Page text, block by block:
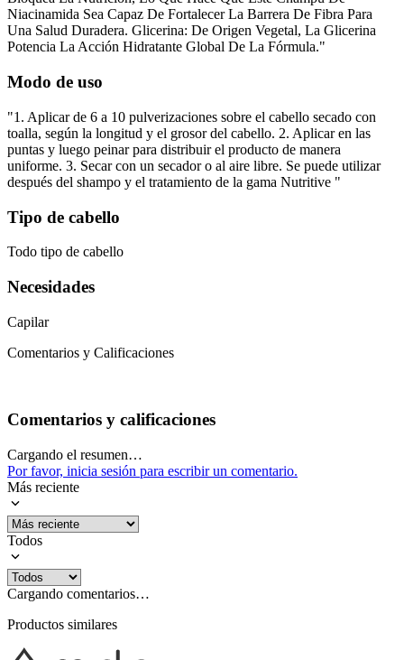
Niacinamida Sea Capaz De Fortalecer La Barrera De Fibra Para
Una Salud Duradera. Glicerina: De Origen Vegetal, La Glicerina
Potencia La Acción Hidratante Global De La Fórmula."
Modo de uso
"1. Aplicar de 6 a 10 pulverizaciones sobre el cabello secado con
toalla, según la longitud y el grosor del cabello. 2. Aplicar en las
puntas y luego peinar para distribuir el producto de manera
uniforme. 3. Secar con un secador o al aire libre. Se puede utilizar
después del shampo y el tratamiento de la gama Nutritive "
Tipo de cabello
Todo tipo de cabello
Necesidades
Capilar
Comentarios y Calificaciones
Comentarios y calificaciones
Cargando el resumen…
Por favor, inicia sesión para escribir un comentario.
Más reciente
Todos
Cargando comentarios…
Productos similares